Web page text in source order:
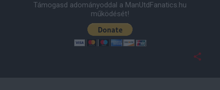
Támogasd adományoddal a ManUtdFanatics.hu
működését!